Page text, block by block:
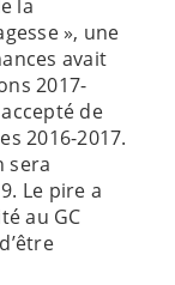
la
», une
avait
2017-
de
2016-2017.
sera
Le pire a
au GC